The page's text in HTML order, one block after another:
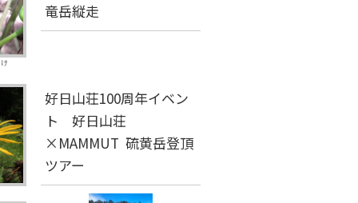
竜岳縦走
好日山荘100周年イベン
ト 好日山荘
×MAMMUT 硫黄岳登頂
ツアー